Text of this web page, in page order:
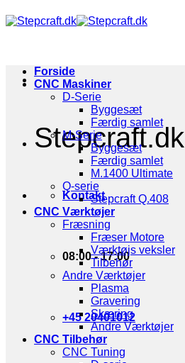
Stepcraft.dk
Kontakt
08:00 - 17:00
+45 20401012
Forside
CNC Maskiner
D-Serie
Byggesæt
Færdig samlet
M-Serie
Byggesæt
Færdig samlet
M.1400 Ultimate
Q-serie
Stepcraft Q.408
CNC Værktøjer
Fræsning
Fræser Motore
Værktøjs veksler
Tilbehør
Andre Værktøjer
Plasma
Gravering
Skæring
Andre Værktøjer
CNC Tilbehør
CNC Tuning